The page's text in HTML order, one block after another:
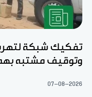
تفكيك شبكة
وتوقيف مشتبه
07-08-2026